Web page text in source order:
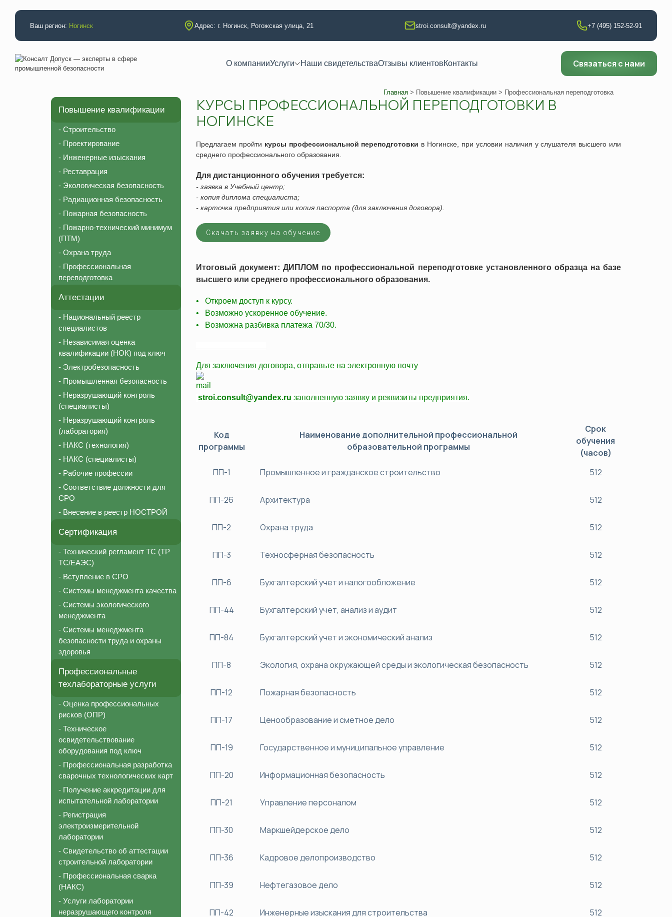
Ваш регион: Ногинск Адрес: г. Ногинск, Рогожская улица, 21 stroi.consult@yandex.ru +7 (495) 152-52-91
О компанииУслуги
Аттестации
Электробезопасность
Промышленная безопасность
Неразрушающий контроль (специалисты)
Неразрушающий контроль (лаборатория)
НАКС (технология)
НАКС (специалисты)
Рабочие профессии
Соответствие должности для СРО
Внесение в реестр НОСТРОЙ
Аттестация строительной лаборатории
Независимая оценка квалификации (НОК)
Национальный реестр специалистов (НРС)
Повышение квалификации
Строительство
Проектирование
Инженерные изыскания
Реставрация
Экологическая безопасность
Радиационная безопасность
Пожарно-технический минимум (ПТМ)
Профессиональная переподготовка
Техлабораторные услуги
Аккредитация испытательной лаборатории
Регистрация электролаборатории
Сварочные работы (НАКС)
Оценка профессиональных рисков (ОПР)
Сертификация
Системы менеджмента качества
Вступление в СРО
Наши свидетельстваОтзывы клиентовКонтакты Связаться с нами
Главная > Повышение квалификации > Профессиональная переподготовка
Повышение квалификации
- Строительство
- Проектирование
- Инженерные изыскания
- Реставрация
- Экологическая безопасность
- Радиационная безопасность
- Пожарная безопасность
- Пожарно-технический минимум
(ПТМ)
- Охрана труда
- Профессиональная
переподготовка
Аттестации
- Национальный реестр
специалистов
- Независимая оценка
квалификации (НОК) под ключ
- Электробезопасность
- Промышленная безопасность
- Неразрушающий контроль
(специалисты)
- Неразрушающий контроль
(лаборатория)
- НАКС (технология)
- НАКС (специалисты)
- Рабочие профессии
- Соответствие должности для
СРО
- Внесение в реестр НОСТРОЙ
Сертификация
- Технический регламент ТС (ТР
ТС/ЕАЭС)
- Вступление в СРО
- Системы менеджмента качества
- Системы экологического
менеджмента
- Системы менеджмента
безопасности труда и охраны
здоровья
Профессиональные
техлабораторные услуги
- Оценка профессиональных
рисков (ОПР)
- Техническое
освидетельствование
оборудования под ключ
- Профессиональная разработка
сварочных технологических карт
- Получение аккредитации для
испытательной лаборатории
- Регистрация
электроизмерительной
лаборатории
- Свидетельство об аттестации
строительной лаборатории
- Профессиональная сварка
(НАКС)
- Услуги лаборатории
неразрушающего контроля
КУРСЫ ПРОФЕССИОНАЛЬНОЙ ПЕРЕПОДГОТОВКИ В
НОГИНСКЕ
Предлагаем пройти курсы профессиональной переподготовки в Ногинске, при условии наличия у слушателя высшего или
среднего профессионального образования.
Для дистанционного обучения требуется:
- заявка в Учебный центр;
- копия диплома специалиста;
- карточка предприятия или копия паспорта (для заключения договора).
Скачать заявку на обучение
Итоговый документ: ДИПЛОМ по профессиональной переподготовке установленного образца на базе
высшего или среднего профессионального образования.
• Откроем доступ к курсу.
• Возможно ускоренное обучение.
• Возможна разбивка платежа 70/30.
Для заключения договора, отправьте на электронную почту
stroi.consult@yandex.ru заполненную заявку и реквизиты предприятия.
Код
программы
Наименование дополнительной профессиональной
образовательной программы
Срок
обучения
(часов)
ПП-1
Промышленное и гражданское строительство 512
ПП-26 Архитектура 512
ПП-2 Охрана труда 512
ПП-3 Техносферная безопасность 512
ПП-6 Бухгалтерский учет и налогообложение 512
ПП-44 Бухгалтерский учет, анализ и аудит 512
ПП-84 Бухгалтерский учет и экономический анализ 512
ПП-8 Экология, охрана окружающей среды и экологическая безопасность 512
ПП-12 Пожарная безопасность 512
ПП-17 Ценообразование и сметное дело 512
ПП-19 Государственное и муниципальное управление 512
ПП-20 Информационная безопасность 512
ПП-21 Управление персоналом 512
ПП-30 Маркшейдерское дело 512
ПП-36 Кадровое делопроизводство 512
ПП-39 Нефтегазовое дело 512
ПП-42 Инженерные изыскания для строительства 512